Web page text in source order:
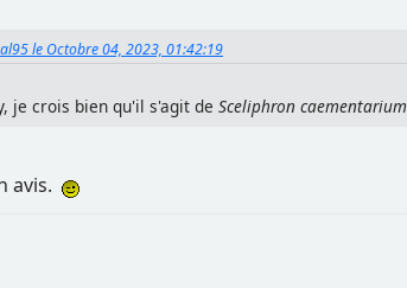
le Octobre 04, 2023, 01:42:19
je crois bien qu'il s'agit de Sceliphron caementarium
avis.